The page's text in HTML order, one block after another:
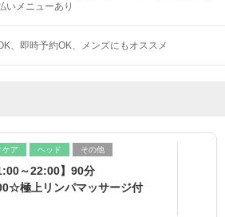
いメニューあり
即時予約OK メンズにもオススメ
ケア ヘッド その他
～22:00】90分
極上リンパマッサージ付